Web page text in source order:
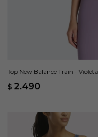
Top New Balance Train - Violeta
$ 2.490